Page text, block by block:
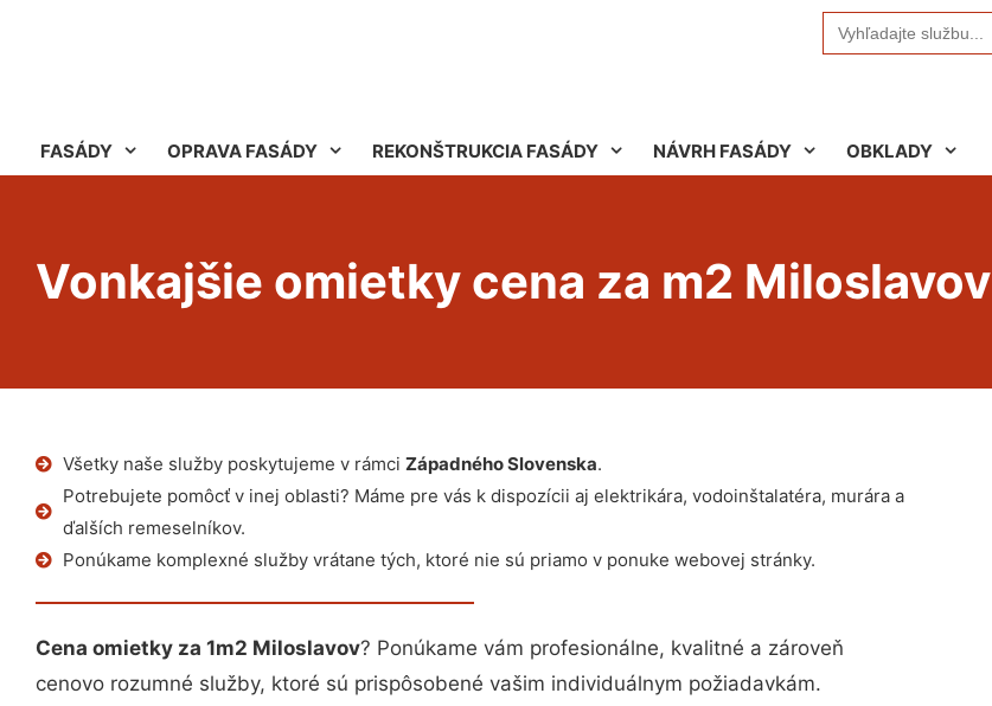
Search
for:
FASÁDY OPRAVA FASÁDY REKONŠTRUKCIA FASÁDY NÁVRH FASÁDY OBKLADY
Vonkajšie omietky cena za m2 Miloslavov
Všetky naše služby poskytujeme v rámci Západného Slovenska.
Potrebujete pomôcť v inej oblasti? Máme pre vás k dispozícii aj elektrikára, vodoinštalatéra, murára a
ďalších remeselníkov.
Ponúkame komplexné služby vrátane tých, ktoré nie sú priamo v ponuke webovej stránky.
Cena omietky za 1m2 Miloslavov? Ponúkame vám profesionálne, kvalitné a zároveň
cenovo rozumné služby, ktoré sú prispôsobené vašim individuálnym požiadavkám.